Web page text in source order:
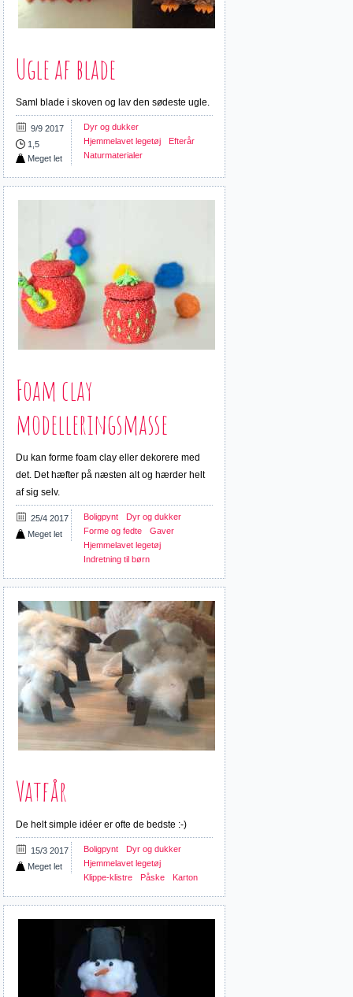
Ugle af blade
Saml blade i skoven og lav den sødeste ugle.
9/9 2017
1,5
Meget let
Dyr og dukker
Hjemmelavet legetøj
Efterår
Naturmaterialer
Foam clay
modelleringsmasse
Du kan forme foam clay eller dekorere med
det. Det hæfter på næsten alt og hærder helt
af sig selv.
25/4 2017
Meget let
Boligpynt
Dyr og dukker
Forme og fedte
Gaver
Hjemmelavet legetøj
Indretning til børn
Vatfår
De helt simple idéer er ofte de bedste :-)
15/3 2017
Meget let
Boligpynt
Dyr og dukker
Hjemmelavet legetøj
Klippe-klistre
Påske Karton